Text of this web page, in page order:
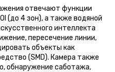
отвечают функции
(до 4 зон), а также водяной
интеллекта
пересечение линии,
объекты как
(SMD). Камера также
обнаружение саботажа,